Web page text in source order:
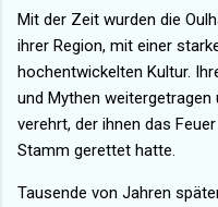
Mit der Zeit wurden die
ihrer Region, mit einer
hochentwickelten Kultur.
und Mythen weitergetragen
verehrt, der ihnen das
Stamm gerettet hatte.
Tausende von Jahren